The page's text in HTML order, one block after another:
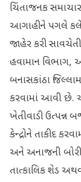
ચિંતાજનક
આગાહીને પગલે
જાહેર કરી
હવામાન વિભાગ,
બનાસકાંઠા
કરવામાં આવી છે. આ
ખેતીવાડી ઉત્પન્ન
કેન્દ્રોને તાકીદ
અને અનાજની
તાત્કાલિક શેડ